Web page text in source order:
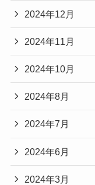
2024年12月
2024年11月
2024年10月
2024年8月
2024年7月
2024年6月
2024年3月